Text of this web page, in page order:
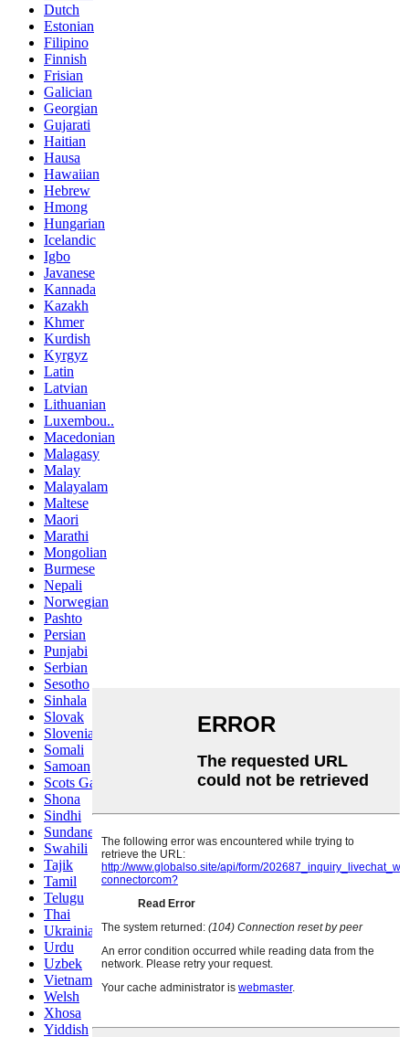
Dutch
Estonian
Filipino
Finnish
Frisian
Galician
Georgian
Gujarati
Haitian
Hausa
Hawaiian
Hebrew
Hmong
Hungarian
Icelandic
Igbo
Javanese
Kannada
Kazakh
Khmer
Kurdish
Kyrgyz
Latin
Latvian
Lithuanian
Luxembou..
Macedonian
Malagasy
Malay
Malayalam
Maltese
Maori
Marathi
Mongolian
Burmese
Nepali
Norwegian
Pashto
Persian
Punjabi
Serbian
Sesotho
Sinhala
Slovak
Slovenian
Somali
Samoan
Scots Gaelic
Shona
Sindhi
Sundanese
Swahili
Tajik
Tamil
Telugu
Thai
Ukrainian
Urdu
Uzbek
Vietnamese
Welsh
Xhosa
Yiddish